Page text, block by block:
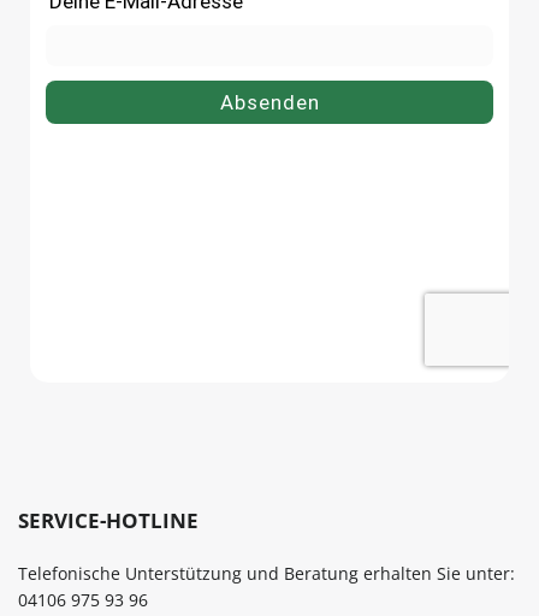
SERVICE-HOTLINE
Telefonische Unterstützung und Beratung erhalten Sie unter:
04106 975 93 96